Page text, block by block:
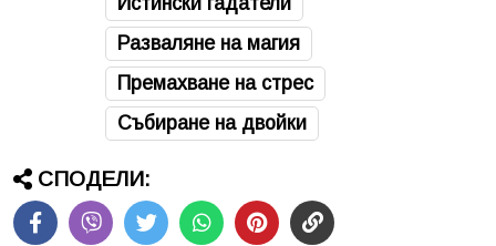
Разваляне на магия
Премахване на стрес
Събиране на двойки
СПОДЕЛИ: